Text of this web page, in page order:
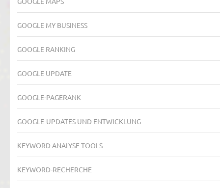
GOOGLE MY BUSINESS
GOOGLE RANKING
GOOGLE UPDATE
GOOGLE-PAGERANK
GOOGLE-UPDATES UND ENTWICKLUNG
KEYWORD ANALYSE TOOLS
KEYWORD-RECHERCHE